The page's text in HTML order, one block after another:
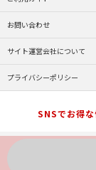
お問い合わせ
サイト運営会社について
プライバシーポリシー
SNSでお得